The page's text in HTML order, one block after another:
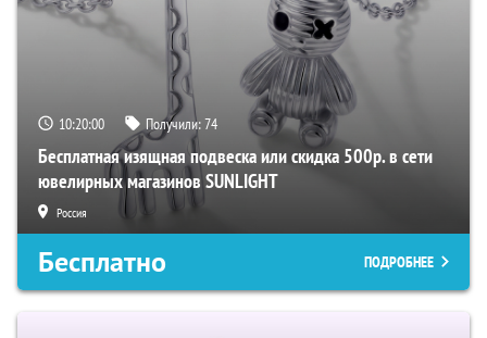
10:19:59 Получили:74
Бесплатная изящная подвеска или скидка 500р. в сети
ювелирных магазинов SUNLIGHT
Россия
Бесплатно ПОДРОБНЕЕ